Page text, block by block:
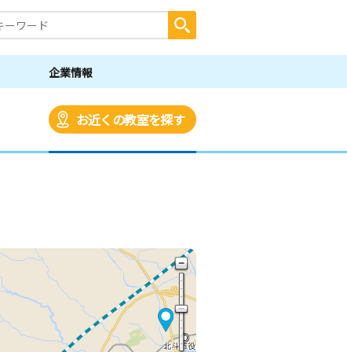
企業情報
お近くの教室を探す